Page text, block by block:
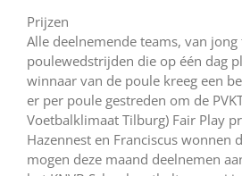
Prijzen
Alle deelnemende teams, van
poulewedstrijden die op één dag
winnaar van de poule kreeg een
er per poule gestreden om de
Voetbalklimaat Tilburg) Fair Play
Hazennest en Franciscus wonnen
mogen deze maand deelnemen